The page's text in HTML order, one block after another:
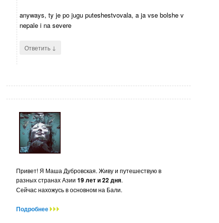
anyways, ty je po jugu puteshestvovala, a ja vse bolshe v
nepale i na severe
Ответить ↓
Привет! Я Маша Дубровская. Живу и путешествую в
разных странах Азии19 лет и 22 дня.
Сейчас нахожусь в основном на Бали.
Подробнее